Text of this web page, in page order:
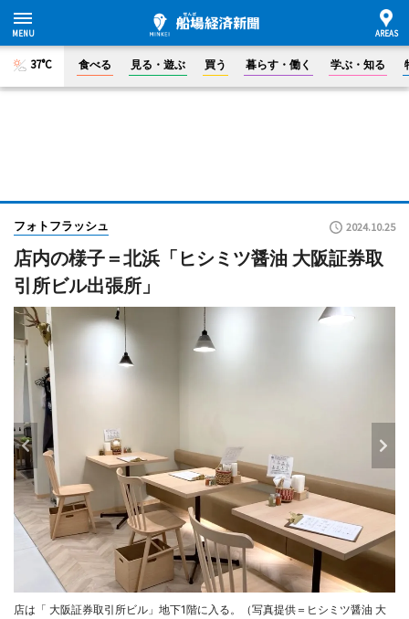
37°C 食べる 見る・遊ぶ 買う 暮らす・働く 学ぶ・知る
フォトフラッシュ 2024.10.25
店内の様子＝北浜「ヒシミツ醤油 大阪証券取
引所ビル出張所」
店は「 大阪証券取引所ビル」地下1階に入る。（写真提供＝ヒシミツ醤油 大